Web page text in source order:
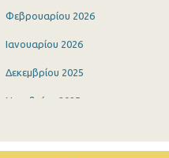
Φεβρουαρίου 2026
Ιανουαρίου 2026
Δεκεμβρίου 2025
Νοεμβρίου 2025